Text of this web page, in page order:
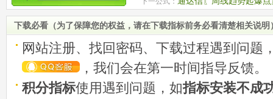
信号
下载必看（为了保障您的权益，请在下载指标前务必看清楚相关说明
网站注册、找回密码、下载过程遇到问题
，我们会在第一时间指导反馈。
积分指标使用遇到问题，如指标安装不成